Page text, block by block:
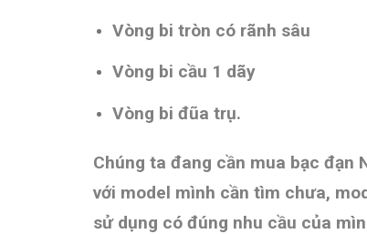
Vòng bi tròn có rãnh sâu
Vòng bi cầu 1 dãy
Vòng bi đũa trụ.
Chúng ta đang cần mua bạc đạn
với model mình cần tìm chưa,
sử dụng có đúng nhu cầu của